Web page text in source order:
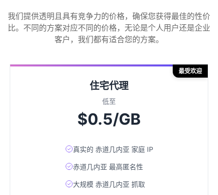
我们提供透明且具有竞争力的价格，确保您获得最佳的性价
比。不同的方案对应不同的价格，无论是个人用户还是企业
客户，我们都有适合您的方案。
住宅代理
低至
$0.5/GB
真实的 赤道几内亚 家庭 IP
赤道几内亚 最高匿名性
大规模 赤道几内亚 抓取
最受欢迎